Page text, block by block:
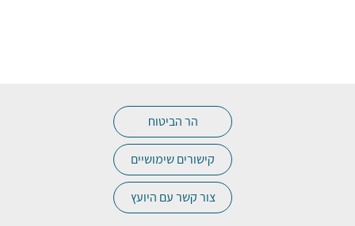
הר הביטוח
קישורים שימושיים
צור קשר עם היועץ